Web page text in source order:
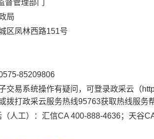
督管理部门
局
区凤林西路151号
85209806
交易系统操作有疑问，可登录政采云（
拨打政采云服务热线95763获取热线服务
人工）：汇信CA 400-888-4636；天谷